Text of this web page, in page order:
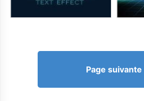
Page suivante